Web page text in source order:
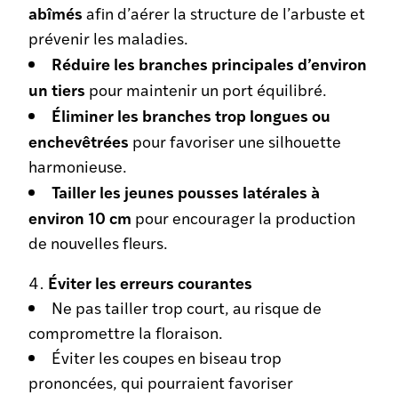
abîmés afin d’aérer la structure de l’arbuste et
prévenir les maladies.
Réduire les branches principales d’environ
un tiers pour maintenir un port équilibré.
Éliminer les branches trop longues ou
enchevêtrées pour favoriser une silhouette
harmonieuse.
Tailler les jeunes pousses latérales à
environ 10 cm pour encourager la production
de nouvelles fleurs.
Éviter les erreurs courantes
Ne pas tailler trop court, au risque de
compromettre la floraison.
Éviter les coupes en biseau trop
prononcées, qui pourraient favoriser